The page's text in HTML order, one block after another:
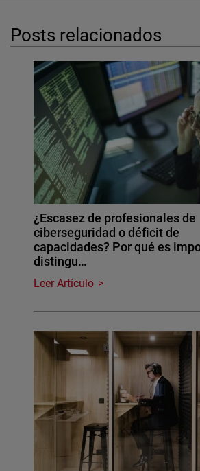
Posts relacionados
¿Escasez de profesionales de
ciberseguridad o déficit de
capacidades? Por qué es
distingu…
Leer Artículo